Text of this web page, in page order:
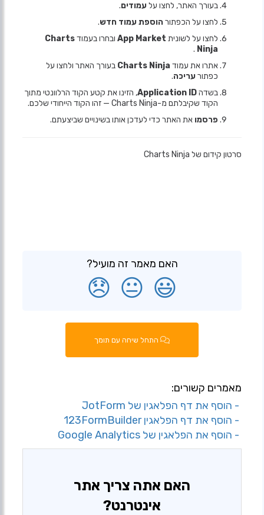
בעורך האתר, לחצו על עמודים.
לחצו על הכפתור הוספת עמוד חדש.
לחצו על לשונית App Market ובחרו בעמודCharts
Ninja
.
אתרו את עמוד Charts Ninja בעורך האתר ולחצו על
כפתור עריכה.
בשדהApplication ID, הזינו את קטע הקוד הרלוונטי מתוך
הקוד שקיבלתם מ-Charts Ninja — זהו הקוד הייחודי שלכם.
פרסמו את האתר כדי לעדכן אותו בשינויים שביצעתם.
סרטון קידום של Charts Ninja
האם מאמר זה מועיל?
😃
😐
😞
התחל שיחה עם תומך
מאמרים קשורים:
- הוסף את דף הפלאגין של JotForm
- הוסף את דף הפלאגין 123FormBuilder
- הוסף את הפלאגין של Google Analytics
האם אתה צריך אתר
אינטרנט?